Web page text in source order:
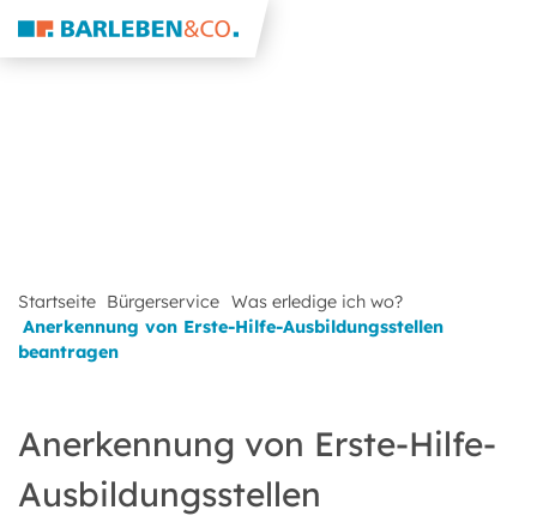
Startseite Bürgerservice Was erledige ich wo?
Anerkennung von Erste-Hilfe-Ausbildungsstellen
beantragen
Anerkennung von Erste-Hilfe-
Ausbildungsstellen